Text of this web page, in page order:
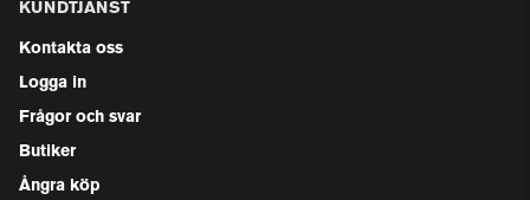
KUNDTJÄNST
Kontakta oss
Logga in
Frågor och svar
Butiker
Ångra köp